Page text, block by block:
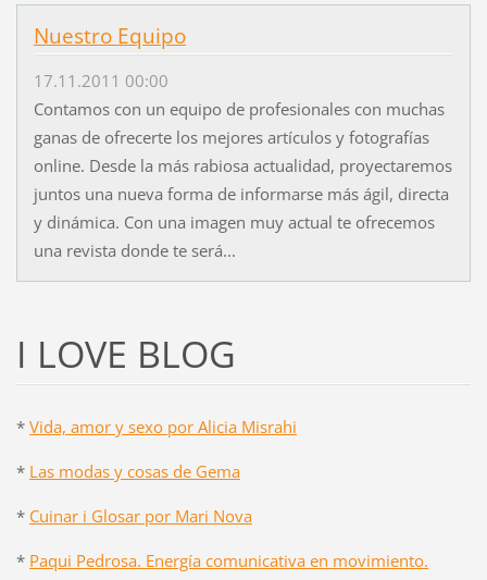
Nuestro Equipo
17.11.2011 00:00
Contamos con un equipo de profesionales con muchas
ganas de ofrecerte los mejores artículos y fotografías
online. Desde la más rabiosa actualidad, proyectaremos
juntos una nueva forma de informarse más ágil, directa
y dinámica. Con una imagen muy actual te ofrecemos
una revista donde te será...
I LOVE BLOG
* Vida, amor y sexo por Alicia Misrahi
* Las modas y cosas de Gema
* Cuinar i Glosar por Mari Nova
* Paqui Pedrosa. Energía comunicativa en movimiento.